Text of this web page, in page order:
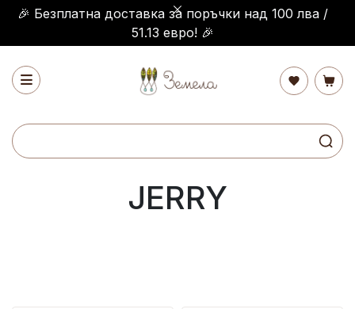
🎉 Безплатна доставка за поръчки над 100 лва /
51.13 евро! 🎉
JERRY